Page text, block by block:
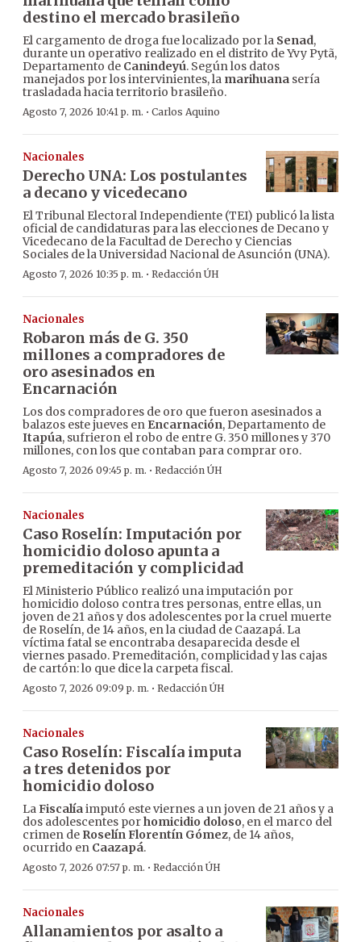
destino el mercado brasileño
El cargamento de droga fue localizado por la Senad,
durante un operativo realizado en el distrito de Yvy Pytã,
Departamento de Canindeyú. Según los datos
manejados por los intervinientes, la marihuana sería
trasladada hacia territorio brasileño.
Agosto 7, 2026 10:41 p. m. · Carlos Aquino
Nacionales
Derecho UNA: Los postulantes
a decano y vicedecano
El Tribunal Electoral Independiente (TEI) publicó la lista
oficial de candidaturas para las elecciones de Decano y
Vicedecano de la Facultad de Derecho y Ciencias
Sociales de la Universidad Nacional de Asunción (UNA).
Agosto 7, 2026 10:35 p. m. · Redacción ÚH
Nacionales
Robaron más de G. 350
millones a compradores de
oro asesinados en
Encarnación
Los dos compradores de oro que fueron asesinados a
balazos este jueves en Encarnación, Departamento de
Itapúa, sufrieron el robo de entre G. 350 millones y 370
millones, con los que contaban para comprar oro.
Agosto 7, 2026 09:45 p. m. · Redacción ÚH
Nacionales
Caso Roselín: Imputación por
homicidio doloso apunta a
premeditación y complicidad
El Ministerio Público realizó una imputación por
homicidio doloso contra tres personas, entre ellas, un
joven de 21 años y dos adolescentes por la cruel muerte
de Roselín, de 14 años, en la ciudad de Caazapá. La
víctima fatal se encontraba desaparecida desde el
viernes pasado. Premeditación, complicidad y las cajas
de cartón: lo que dice la carpeta fiscal.
Agosto 7, 2026 09:09 p. m. · Redacción ÚH
Nacionales
Caso Roselín: Fiscalía imputa
a tres detenidos por
homicidio doloso
LaFiscalíaimputó este viernes a un joven de 21 años y a
dos adolescentes porhomicidio doloso, en el marco del
crimen de Roselín Florentín Gómez, de 14 años,
ocurrido en Caazapá.
Agosto 7, 2026 07:57 p. m. · Redacción ÚH
Nacionales
Allanamientos por asalto a